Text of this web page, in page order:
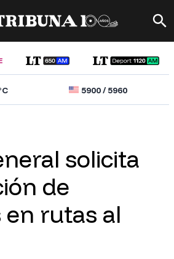
5900/5960
solicita
de
rutas al